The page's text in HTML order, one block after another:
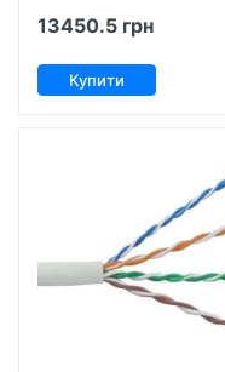
13450.5 грн
Купити